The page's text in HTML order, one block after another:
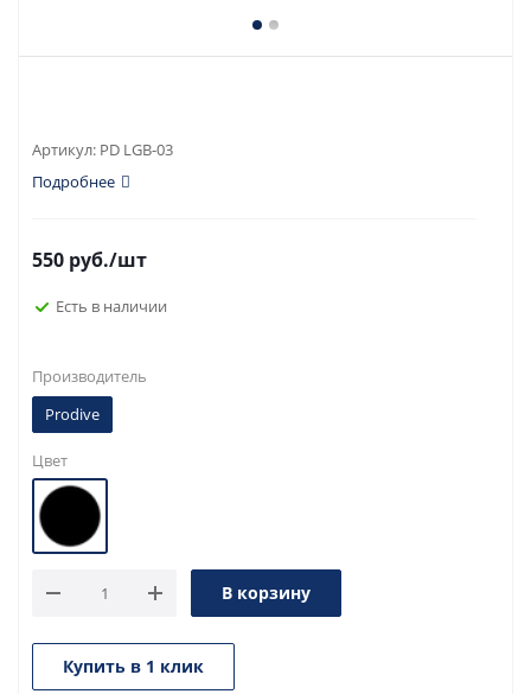
Артикул: PD LGB-03
Подробнее
550 руб./шт
Есть в наличии
Производитель
Prodive
Цвет
В корзину
Купить в 1 клик